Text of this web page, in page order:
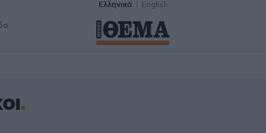
Ελληνικά English